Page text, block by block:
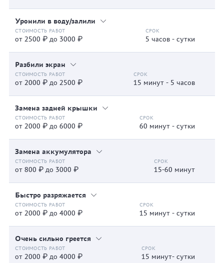
Уронили в воду/залили
от 2500 ₽ до 3000 ₽ 5 часов - сутки
Разбили экран
от 2000 ₽ до 2500 ₽ 15 минут - 5 часов
Замена задней крышки
от 2000 ₽ до 6000 ₽ 60 минут - сутки
Замена аккумулятора
от 800 ₽ до 3000 ₽ 15-60 минут
Быстро разряжается
от 2000 ₽ до 4000 ₽ 15 минут - сутки
Очень сильно греется
от 2000 ₽ до 4000 ₽ 15 минут- сутки